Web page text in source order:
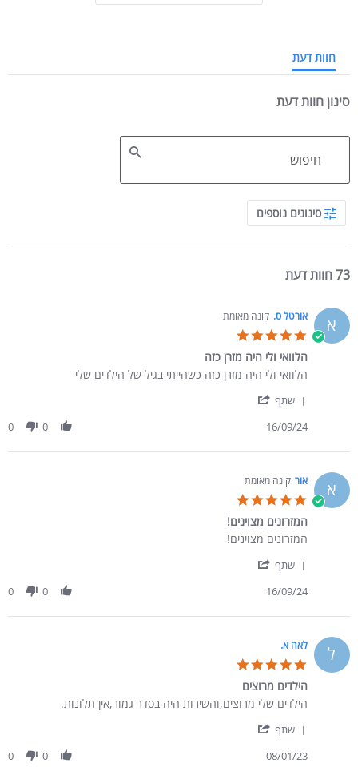
חוות דעת
סינון חוות דעת
Search Reviews
סינונים נוספים
73 חוות דעת
א אורטל ס. קונה מאומת
הלוואי ולי היה מזרן כזה
Review by אורטל ס. on 16 Sep 2024
review stating הלוואי ולי היה מזרן כזה
הלוואי ולי היה מזרן כזה כשהייתי בגיל של הילדים שלי
שתף
16/09/24
0
0
א אור קונה מאומת
המזרונים מצוינים!
Review by אור on 16 Sep 2024
review stating המזרונים מצוינים!
המזרונים מצוינים!
שתף
16/09/24
0
0
ל לאה א.
הילדים מרוצים
Review by לאה א. on 8 Jan 2023
review stating הילדים מרוצים
הילדים שלי מרוצים,והשירות היה בסדר גמור,אין תלונות.
שתף
08/01/23
0
0